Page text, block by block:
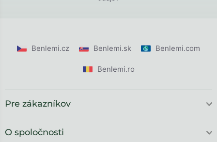
Benlemi.cz Benlemi.sk Benlemi.com
Benlemi.ro
Pre zákazníkov
O spoločnosti